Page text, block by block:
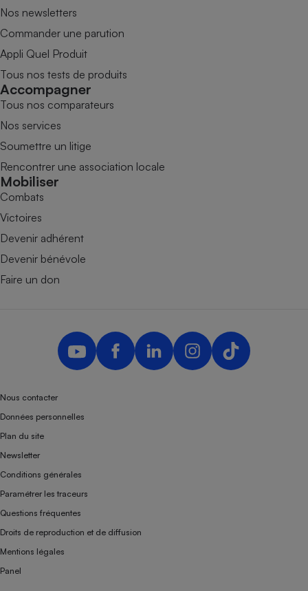
Nos newsletters
Commander une parution
Appli Quel Produit
Tous nos tests de produits
Accompagner
Tous nos comparateurs
Nos services
Soumettre un litige
Rencontrer une association locale
Mobiliser
Combats
Victoires
Devenir adhérent
Devenir bénévole
Faire un don
Nous contacter
Données personnelles
Plan du site
Newsletter
Conditions générales
Paramétrer les traceurs
Questions fréquentes
Droits de reproduction et de diffusion
Mentions légales
Panel